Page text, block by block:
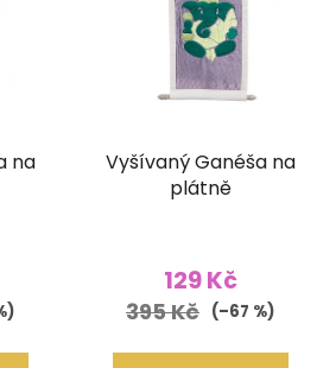
na
Vyšívaný Ganéša na
plátně
129 Kč
395 Kč (–67 %)